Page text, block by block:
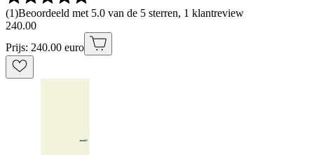
(1)Beoordeeld met 5.0 van de 5 sterren, 1 klantreview
240.00
Prijs: 240.00 euro